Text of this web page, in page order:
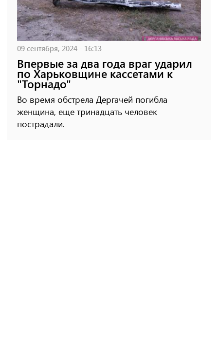
09 сентября, 2024 - 16:13
Впервые за два года враг ударил
по Харьковщине кассетами к
"Торнадо"
Во время обстрела Дергачей погибла
женщина, еще тринадцать человек
пострадали.